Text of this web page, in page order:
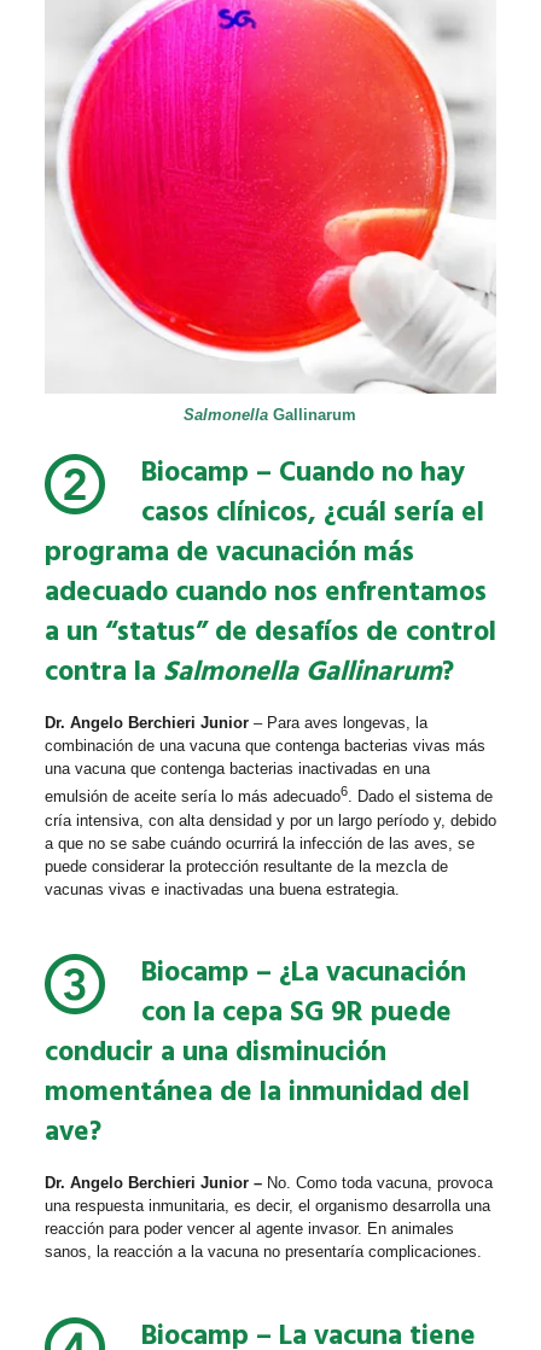
Salmonella Gallinarum
Biocamp – Cuando no hay
casos clínicos, ¿cuál sería el
programa de vacunación más
adecuado cuando nos enfrentamos
a un “status” de desafíos de control
contra la Salmonella Gallinarum?
Dr. Angelo Berchieri Junior– Para aves longevas, la
combinación de una vacuna que contenga bacterias vivas más
una vacuna que contenga bacterias inactivadas en una
emulsión de aceite sería lo más adecuado6. Dado el sistema de
cría intensiva, con alta densidad y por un largo período y, debido
a que no se sabe cuándo ocurrirá la infección de las aves, se
puede considerar la protección resultante de la mezcla de
vacunas vivas e inactivadas una buena estrategia.
Biocamp – ¿La vacunación
con la cepa SG 9R puede
conducir a una disminución
momentánea de la inmunidad del
ave?
Dr. Angelo Berchieri Junior –No. Como toda vacuna, provoca
una respuesta inmunitaria, es decir, el organismo desarrolla una
reacción para poder vencer al agente invasor. En animales
sanos, la reacción a la vacuna no presentaría complicaciones.
Biocamp – La vacuna tiene